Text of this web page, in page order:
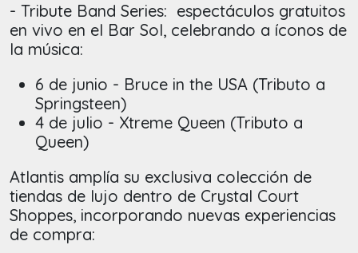
- Tribute Band Series: espectáculos gratuitos
en vivo en el Bar Sol, celebrando a íconos de
la música:
6 de junio - Bruce in the USA (Tributo a
Springsteen)
4 de julio - Xtreme Queen (Tributo a
Queen)
Atlantis amplía su exclusiva colección de
tiendas de lujo dentro de Crystal Court
Shoppes, incorporando nuevas experiencias
de compra: